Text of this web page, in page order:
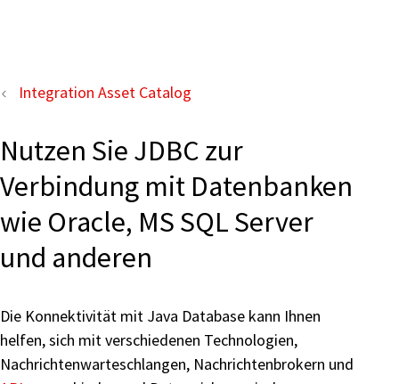
Integration Asset Catalog
Nutzen Sie JDBC zur
Verbindung mit Datenbanken
wie Oracle, MS SQL Server
und anderen
Die Konnektivität mit Java Database kann Ihnen
helfen, sich mit verschiedenen Technologien,
Nachrichtenwarteschlangen, Nachrichtenbrokern und